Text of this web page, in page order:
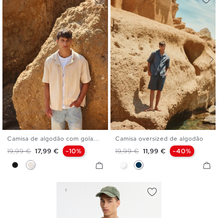
M
Camisa de algodão com gola...
Preço normal
19,99 € Preço
17,99 € -10%
PretoCrua
XL
Camisa oversized de algodão
Preço normal
19,99 € Preço
11,99 € -40%
BrancoAzul Marinho